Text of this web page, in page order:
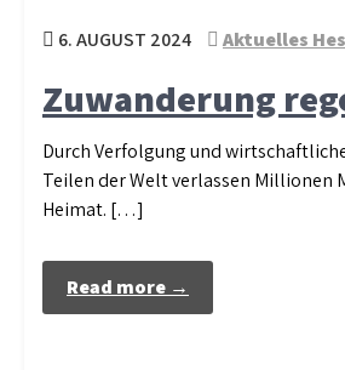
6. AUGUST 2024 Aktuelles
Zuwanderung
Durch Verfolgung und
Teilen der Welt verlassen Millionen
Heimat. […]
Read more →